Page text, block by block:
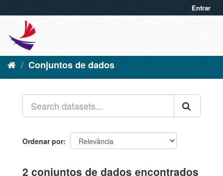
Entrar
Conjuntos de dados
Ordenar por
2 conjuntos de dados encontrados